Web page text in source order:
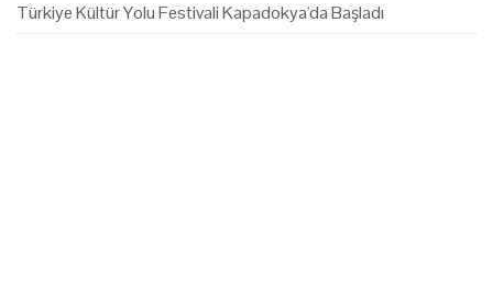
Türkiye Kültür Yolu Festivali Kapadokya'da Başladı